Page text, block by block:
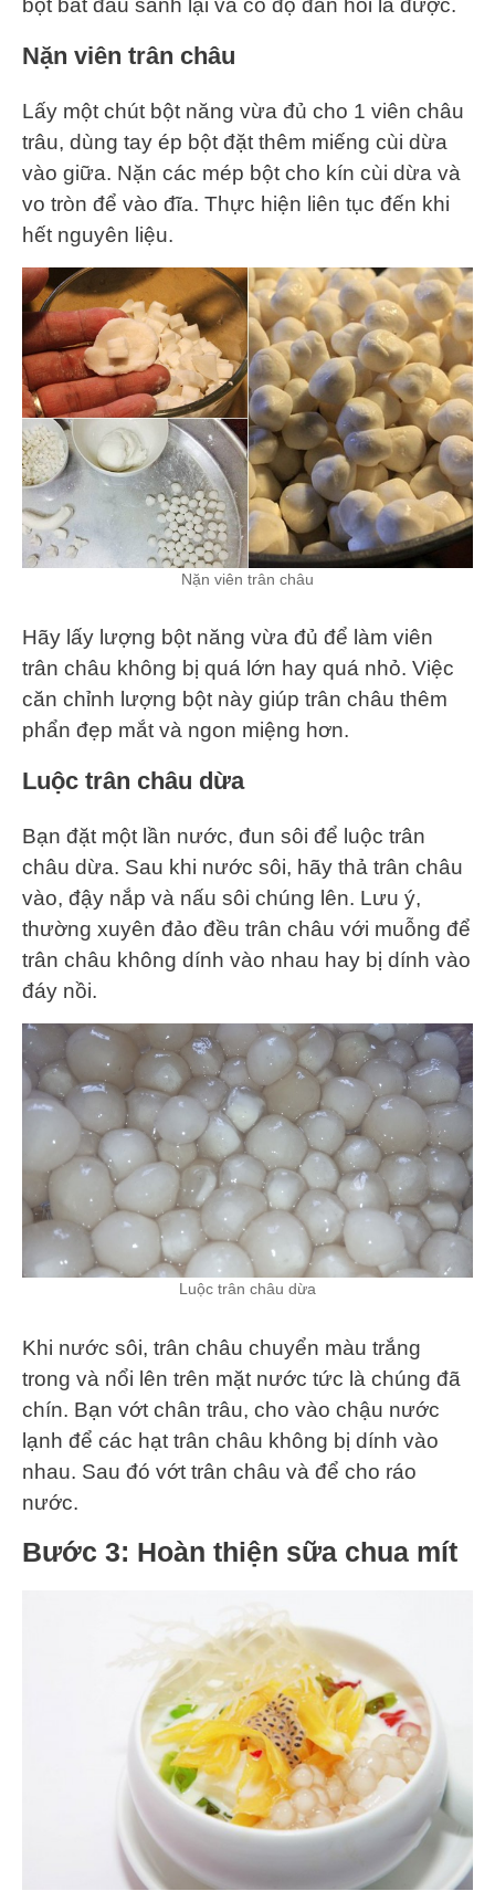
Nặn viên trân châu
Lấy một chút bột năng vừa đủ cho 1 viên châu
trâu, dùng tay ép bột đặt thêm miếng cùi dừa
vào giữa. Nặn các mép bột cho kín cùi dừa và
vo tròn để vào đĩa. Thực hiện liên tục đến khi
hết nguyên liệu.
Nặn viên trân châu
Hãy lấy lượng bột năng vừa đủ để làm viên
trân châu không bị quá lớn hay quá nhỏ. Việc
căn chỉnh lượng bột này giúp trân châu thêm
phẩn đẹp mắt và ngon miệng hơn.
Luộc trân châu dừa
Bạn đặt một lần nước, đun sôi để luộc trân
châu dừa. Sau khi nước sôi, hãy thả trân châu
vào, đậy nắp và nấu sôi chúng lên. Lưu ý,
thường xuyên đảo đều trân châu với muỗng để
trân châu không dính vào nhau hay bị dính vào
đáy nồi.
Luộc trân châu dừa
Khi nước sôi, trân châu chuyển màu trắng
trong và nổi lên trên mặt nước tức là chúng đã
chín. Bạn vớt chân trâu, cho vào chậu nước
lạnh để các hạt trân châu không bị dính vào
nhau. Sau đó vớt trân châu và để cho ráo
nước.
Bước 3: Hoàn thiện sữa chua mít